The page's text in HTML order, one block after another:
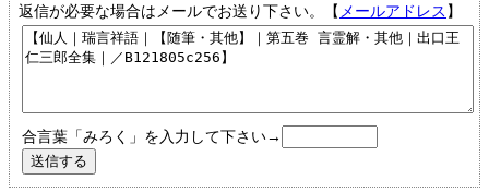
返信が必要な場合はメールでお送り下さい。【 メールアドレス 】
合言葉「みろく」を入力して下さい→